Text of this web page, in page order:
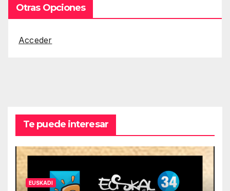
Otras Opciones
Acceder
Te puede interesar
EUSKADI